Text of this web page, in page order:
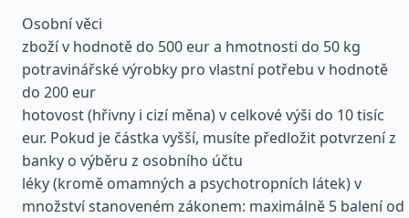
Osobní věci
zboží v hodnotě do 500 eur a hmotnosti do 50 kg
potravinářské výrobky pro vlastní potřebu v hodnotě
do 200 eur
hotovost (hřivny i cizí měna) v celkové výši do 10 tisíc
eur. Pokud je částka vyšší, musíte předložit potvrzení z
banky o výběru z osobního účtu
léky (kromě omamných a psychotropních látek) v
množství stanoveném zákonem: maximálně 5 balení od